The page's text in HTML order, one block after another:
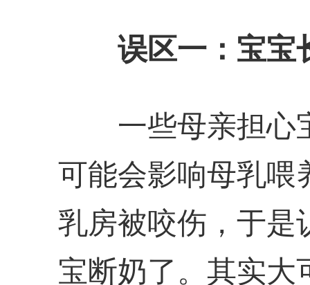
误区一：宝宝
一些母亲担心
可能会影响母乳喂
乳房被咬伤，于是
宝断奶了。其实大